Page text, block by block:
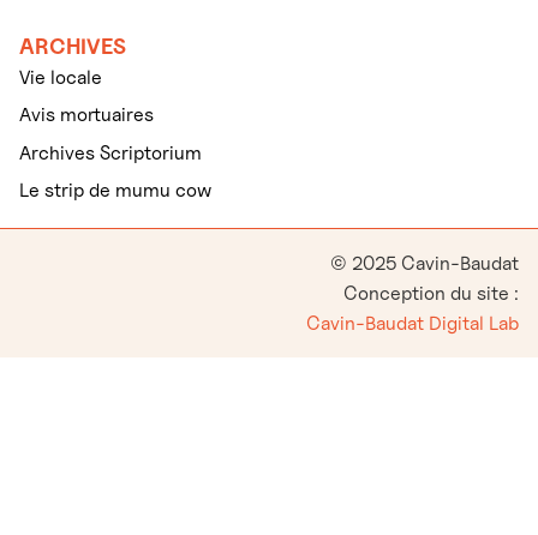
ARCHIVES
Vie locale
Avis mortuaires
Archives Scriptorium
Le strip de mumu cow
© 2025 Cavin-Baudat
Conception du site :
Cavin-Baudat Digital Lab